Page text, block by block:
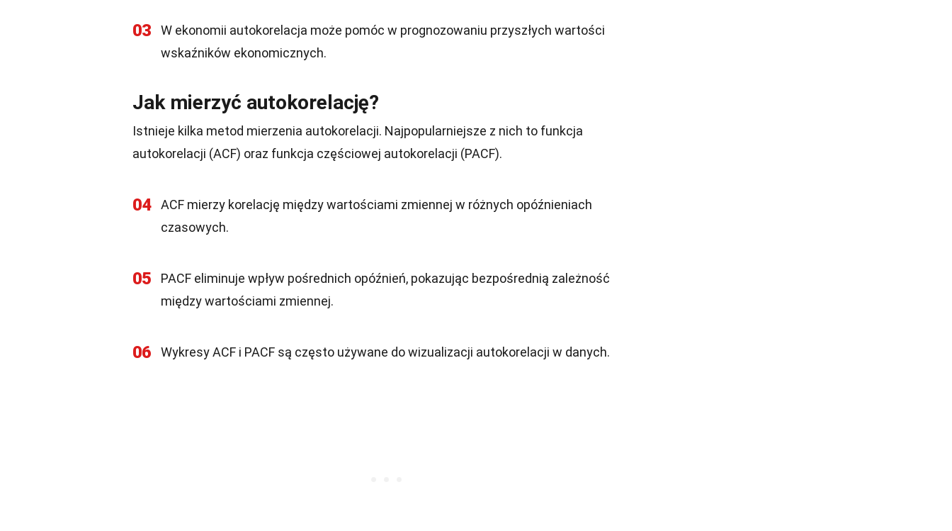
03
W ekonomii autokorelacja może pomóc w prognozowaniu przyszłych wartości
wskaźników ekonomicznych.
Jak mierzyć autokorelację?
Istnieje kilka metod mierzenia autokorelacji. Najpopularniejsze z nich to funkcja
autokorelacji (ACF) oraz funkcja częściowej autokorelacji (PACF).
04
ACF mierzy korelację między wartościami zmiennej w różnych opóźnieniach
czasowych.
05
PACF eliminuje wpływ pośrednich opóźnień, pokazując bezpośrednią zależność
między wartościami zmiennej.
06 Wykresy ACF i PACF są często używane do wizualizacji autokorelacji w danych.